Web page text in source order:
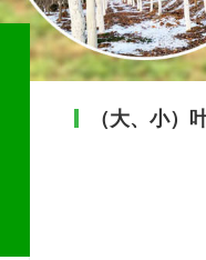
（大、小）